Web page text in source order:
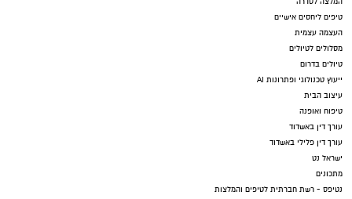
טיפים ליחסים אישיים
העצמה עצמית
מסלולים לטיולים
טיולים בדרום
ייעוץ טכנולוגי ופתרונות AI
עיצוב הבית
טיפוח ואופנה
עורך דין באשדוד
עורך דין פלילי באשדוד
ישראל נט
מתכונים
נטיפס - רשת חברתית לטיפים והמלצות